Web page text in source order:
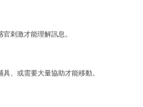
刺激才能理解訊息。
、或需要大量協助才能移動。